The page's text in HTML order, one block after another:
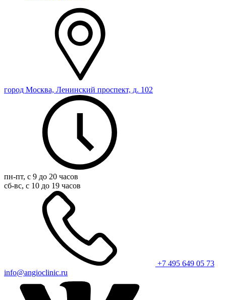
город Москва, Ленинский проспект, д. 102
пн-пт, с 9 до 20 часов
сб-вс, с 10 до 19 часов
+7 495 649 05 73
info@angioclinic.ru